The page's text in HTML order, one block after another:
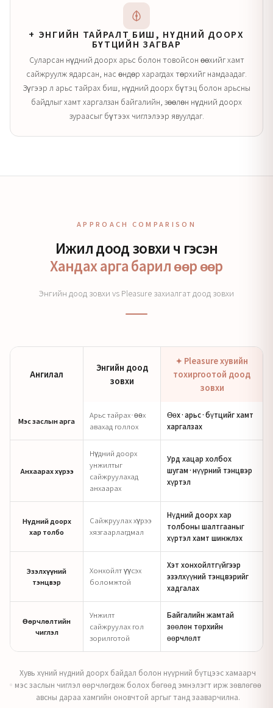
+ ЭНГИЙН ТАЙРАЛТ БИШ, НҮДНИЙ ДООРХ
БҮТЦИЙН ЗАГВАР
Суларсан нүдний доорх арьс болон товойсон өөхийг хамт
сайжруулж ядарсан, нас өндөр харагдах төрхийг намдаадаг.
Зүгээр л арьс тайрах биш, нүдний доорх бүтэц болон арьсны
байдлыг хамт харгалзан байгалийн, зөөлөн нүдний доорх
зураасыг бүтээх чиглэлээр явуулдаг.
APPROACH COMPARISON
Ижил доод зовхи ч гэсэн
Хандах арга барил өөр өөр
Энгийн доод зовхи vs Pleasure захиалгат доод зовхи
Ангилал
Энгийн доод
зовхи
✦ Pleasure хувийн
тохиргоотой доод
зовхи
Мэс заслын арга
Арьс тайрах·өөх
авахад голлох
Өөх·арьс·бүтцийг хамт
харгалзах
Анхаарах хүрээ
Нүдний доорх
унжилтыг
сайжруулахад
анхаарах
Урд хацар холбох
шугам·нүүрний тэнцвэр
хүртэл
Нүдний доорх
хар толбо
Сайжруулах хүрээ
хязгаарлагдмал
Нүдний доорх хар
толбоны шалтгааныг
хүртэл хамт шинжлэх
Эзэлхүүний
тэнцвэр
Хонхойлт үүсэх
боломжтой
Хэт хонхойлтгүйгээр
эзэлхүүний тэнцвэрийг
хадгалах
Өөрчлөлтийн
чиглэл
Унжилт
сайжруулах гол
зорилготой
Байгалийн жамтай
зөөлөн төрхийн
өөрчлөлт
Хувь хүний нүдний доорх байдал болон нүүрний бүтцээс хамаарч
мэс заслын чиглэл өөрчлөгдөж болох бөгөөд эмнэлэгт ирж зөвлөгөө
авсны дараа хамгийн оновчтой аргыг танд зааварчилна.